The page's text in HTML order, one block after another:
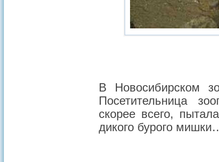
В Новосибирском
Посетительница
скорее всего,
дикого бурого